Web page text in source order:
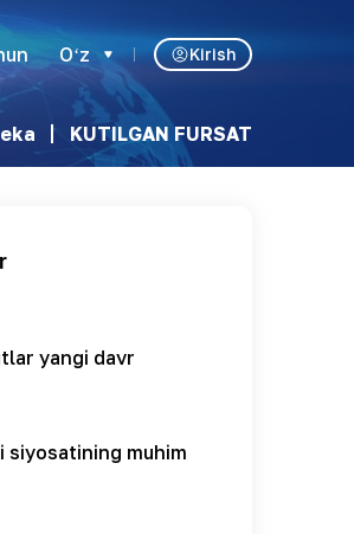
Oʻz Kirish
KUTILGAN FURSAT
yangi davr
siyosatining muhim